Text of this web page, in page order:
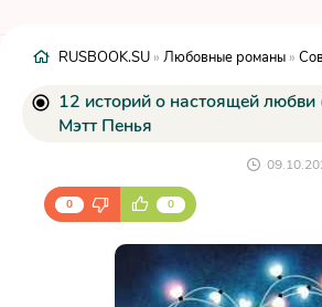
RUSBOOK.SU » Любовные романы »
12 историй о настоящей любви
Мэтт Пенья
0 0